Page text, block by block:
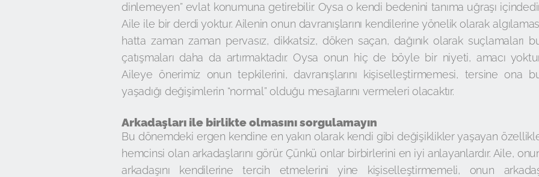
dinlemeyen” evlat konumuna getirebilir. Oysa o kendi bedenini tanıma uğraşı
Aile ile bir derdi yoktur. Ailenin onun davranışlarını kendilerine yönelik olarak
hatta zaman zaman pervasız, dikkatsiz, döken saçan, dağınık olarak suçlamaları
çatışmaları daha da artırmaktadır. Oysa onun hiç de böyle bir niyeti, amacı
Aileye önerimiz onun tepkilerini, davranışlarını kişiselleştirmemesi, tersine ona
yaşadığı değişimlerin “normal” olduğu mesajlarını vermeleri olacaktır.
Arkadaşları ile birlikte olmasını sorgulamayın
Bu dönemdeki ergen kendine en yakın olarak kendi gibi değişiklikler yaşayan
hemcinsi olan arkadaşlarını görür. Çünkü onlar birbirlerini en iyi anlayanlardır. Aile,
arkadaşını kendilerine tercih etmelerini yine kişiselleştirmemeli, onun